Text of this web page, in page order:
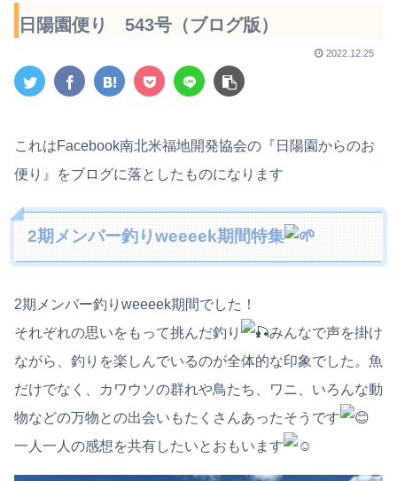
日陽園便り 543号（ブログ版）
2022.12.25
これはFacebook南北米福地開発協会の『日陽園からのお
便り』をブログに落としたものになります
2期メンバー釣りweeeek期間特集
2期メンバー釣りweeeek期間でした！
それぞれの思いをもって挑んだ釣り
みんなで声を掛け
ながら、釣りを楽しんでいるのが全体的な印象でした。魚
だけでなく、カワウソの群れや鳥たち、ワニ、いろんな動
物などの万物との出会いもたくさんあったそうです
一人一人の感想を共有したいとおもいます